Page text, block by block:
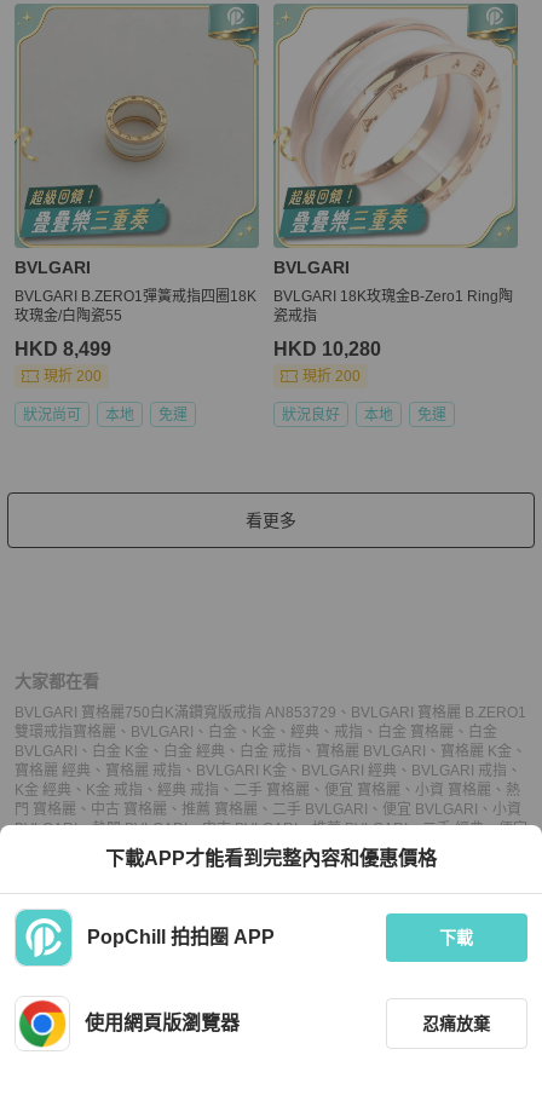
BVLGARI
BVLGARI B.ZERO1彈簧戒指四圈18K
玫瑰金/白陶瓷55
HKD 8,499
現折 200
狀況尚可 本地 免運
BVLGARI
BVLGARI 18K玫瑰金B-Zero1 Ring陶
瓷戒指
HKD 10,280
現折 200
狀況良好 本地 免運
看更多
大家都在看
BVLGARI 寶格麗750白K滿鑽寬版戒指 AN853729 、 BVLGARI 寶格麗 B.ZERO1
雙環戒指寶格麗 、 BVLGARI 、 白金 、 K金 、 經典 、 戒指 、 白金 寶格麗 、 白金
BVLGARI 、 白金 K金 、 白金 經典 、 白金 戒指 、 寶格麗 BVLGARI 、 寶格麗 K金 、
寶格麗 經典 、 寶格麗 戒指 、 BVLGARI K金 、 BVLGARI 經典 、 BVLGARI 戒指 、
K金 經典 、 K金 戒指 、 經典 戒指 、 二手 寶格麗 、 便宜 寶格麗 、 小資 寶格麗 、 熱
門 寶格麗 、 中古 寶格麗 、 推薦 寶格麗 、 二手 BVLGARI 、 便宜 BVLGARI 、 小資
BVLGARI、熱門 BVLGARI、中古 BVLGARI、推薦 BVLGARI、二手 經典、便宜
小資 經典、熱門 經典 、中古 經典、推薦 經典、二手 戒指、
熱門 戒指、 中古 戒指、推薦 戒指
下載APP才能看到完整內容和優惠價格
PopChill 拍拍圈 APP 下載
使用網頁版瀏覽器 忍痛放棄